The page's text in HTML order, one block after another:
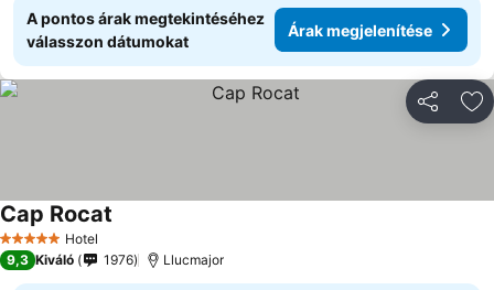
A pontos árak megtekintéséhez
válasszon dátumokat
Árak megjelenítése
5 KategóriaHotel
Cap Rocat
9,3 Kiváló 1976 Llucmajor